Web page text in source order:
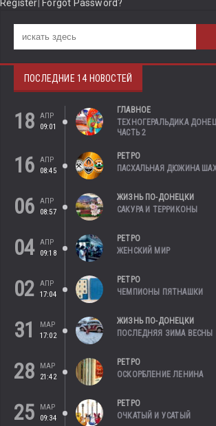
Register Forgot Password?
ПОСЛЕДНИЕ 14 НОВОСТЕЙ
18
АПР
09:01
ГЛАВНОЕ
ТЕХНОГЕРАЛЬДИКА
ЧАСТЬ 2
16
АПР
08:45
РЕТРО
ПАСХАЛЬНАЯ ДЮЖИНА
06
АПР
08:57
ЖИЗНЬ ПО-ДОНЕЦКИ
САКУРА И ТЕРРИКОНЫ
04 АПР
09:18
РЕТРО
ЖЕНСКИЙ МИР
02
АПР
17:04
РЕТРО
ЧЕМПИОНЫ ПЯТНАШКИ
31
МАР
17:02
ЖИЗНЬ ПО-ДОНЕЦКИ
ПОСЛЕДНЯЯ ЗИМА ВЕСНЫ
28
МАР
21:42
РЕТРО
ОСКОРБЛЕНИЕ ЛЕНИНА
25
МАР
09:34
РЕТРО
ОЧКАТЫЙ И УСАТЫЙ